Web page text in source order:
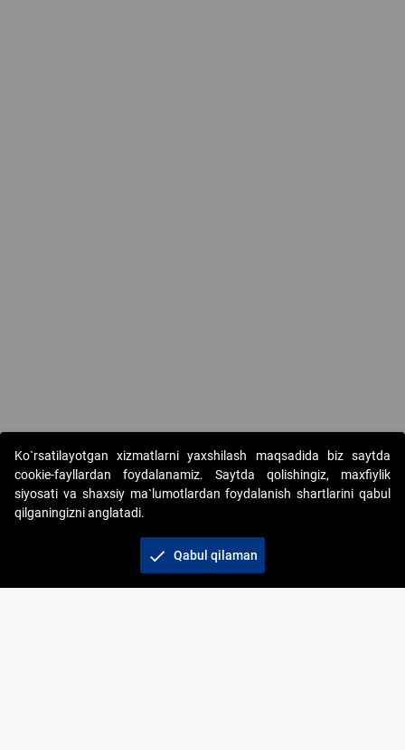
Copyright © 2017-2026. "Elektron onlayn-auksionlarni
tashkil etish" AJ. Barcha huquqlar himoyalangan
Ko`rsatilayotgan xizmatlarni yaxshilash maqsadida biz saytda
cookie-fayllardan foydalanamiz. Saytda qolishingiz, maxfiylik
siyosati va shaxsiy ma`lumotlardan foydalanish shartlarini qabul
qilganingizni anglatadi.
check Qabul qilaman